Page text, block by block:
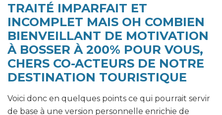
TRAITÉ IMPARFAIT ET
INCOMPLET MAIS OH COMBIEN
BIENVEILLANT DE MOTIVATION
À BOSSER À 200% POUR VOUS,
CHERS CO-ACTEURS DE NOTRE
DESTINATION TOURISTIQUE
Voici donc en quelques points ce qui pourrait servir
de base à une version personnelle enrichie de